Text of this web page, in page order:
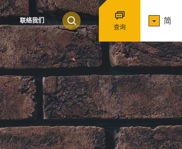
联络我们
查询
简